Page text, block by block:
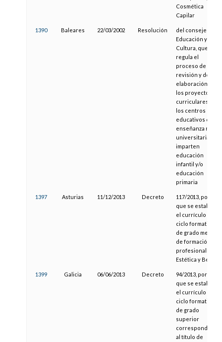
Cosmética
Capilar
1390 Baleares 22/03/2002 Resolución
del consejero de
Educación y
Cultura, que
regula el
proceso de
revisión y de
elaboración de
los proyectos
curriculares en
los centros
educativos de
enseñanza no
universitaria que
imparten
educación
infantil y/o
educación
primaria
1397 Asturias 11/12/2013 Decreto
117/2013, por el
que se establece
el currículo del
ciclo formativo
de grado medio
de formación
profesional en
Estética y Belleza
1399 Galicia 06/06/2013 Decreto
94/2013, por el
que se establece
el currículo del
ciclo formativo
de grado
superior
correspondiente
al título de